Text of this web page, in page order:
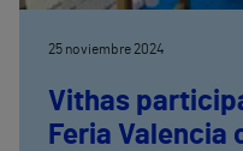
25 noviembre 2024
Vithas
Feria Valencia